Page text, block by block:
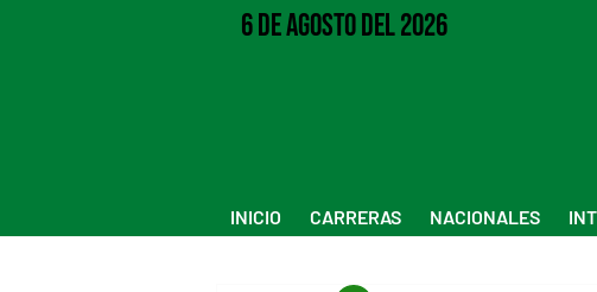
6 de Agosto del 2026
INICIO CARRERAS NACIONALES